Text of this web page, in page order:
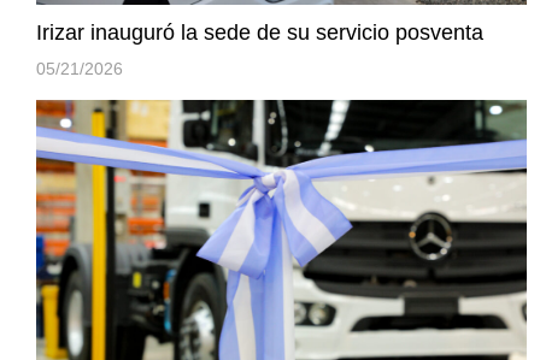
Irizar inauguró la sede de su servicio posventa
05/21/2026